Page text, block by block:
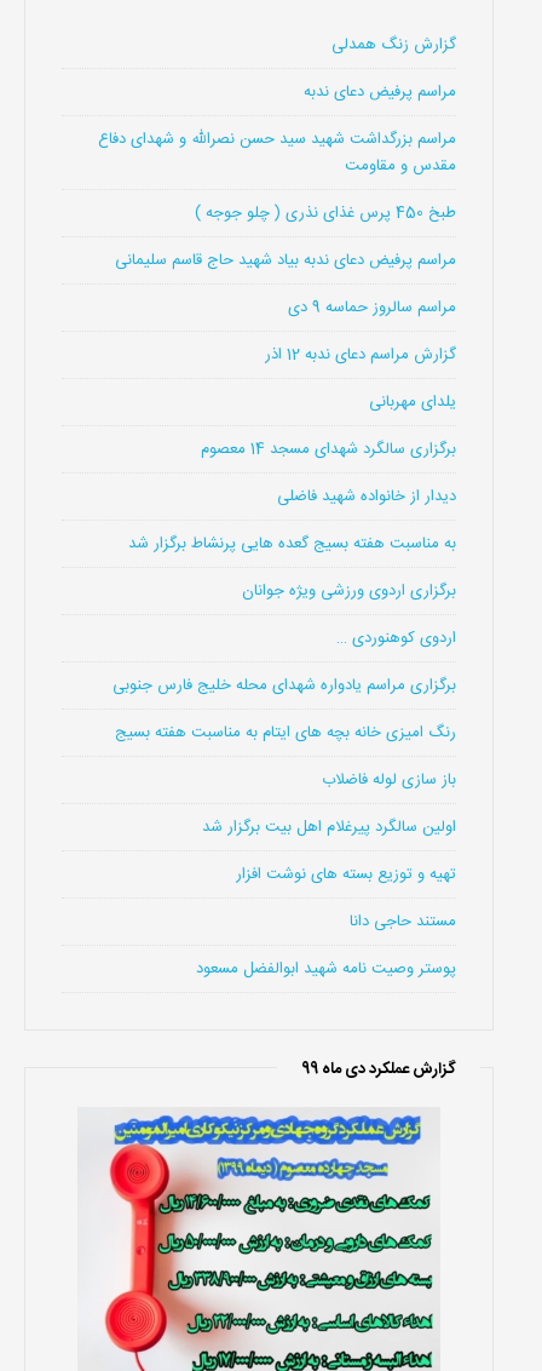
گزارش زنگ همدلی
مراسم پرفیض دعای ندبه
مراسم بزرگداشت شهید سید حسن نصرالله و شهدای دفاع
مقدس و مقاومت
طبخ 450 پرس غذای نذری ( چلو جوجه )
مراسم پرفیض دعای ندبه بیاد شهید حاج قاسم سلیمانی
مراسم سالروز حماسه 9 دی
گزارش مراسم دعای ندبه 12 اذر
یلدای مهربانی
برگزاری سالگرد شهدای مسجد 14 معصوم
دیدار از خانواده شهید فاضلی
به مناسبت هفته بسیج گعده هایی پرنشاط برگزار شد
برگزاری اردوی ورزشی ویژه جوانان
اردوی کوهنوردی …
برگزاری مراسم یادواره شهدای محله خلیج فارس جنوبی
رنگ امیزی خانه بچه های ایتام به مناسبت هفته بسیج
باز سازی لوله فاضلاب
اولین سالگرد پیرغلام اهل بیت برگزار شد
تهیه و توزیع بسته های نوشت افزار
مستند حاجی دانا
پوستر وصیت نامه شهید ابوالفضل مسعود
گزارش عملکرد دی ماه 99